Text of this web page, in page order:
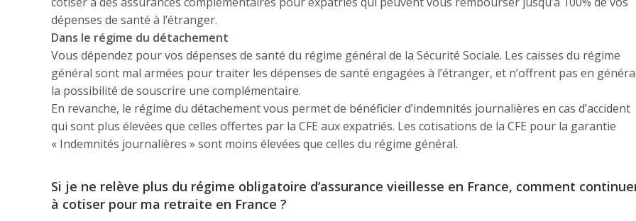
dépenses de santé à l’étranger.
Dans le régime du détachement
Vous dépendez pour vos dépenses de santé du régime général de la Sécurité Sociale. Les caisses du régime
général sont mal armées pour traiter les dépenses de santé engagées à l’étranger, et n’offrent pas en
la possibilité de souscrire une complémentaire.
En revanche, le régime du détachement vous permet de bénéficier d’indemnités journalières en cas d’accident
qui sont plus élevées que celles offertes par la CFE aux expatriés. Les cotisations de la CFE pour la garantie
« Indemnités journalières » sont moins élevées que celles du régime général.
Si je ne relève plus du régime obligatoire d’assurance vieillesse en France, comment
à cotiser pour ma retraite en France ?